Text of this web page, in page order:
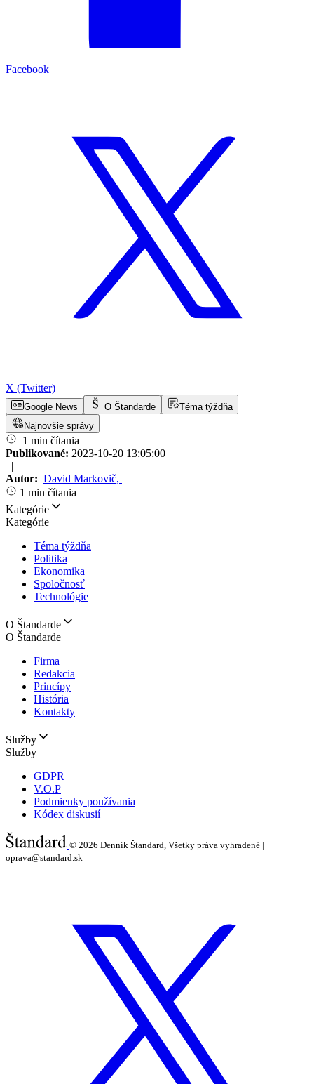
Facebook
X (Twitter)
Google News O Štandarde
Téma týždňa
Najnovšie správy
1 min čítania
Publikované: 2023-10-20 13:05:00
|
Autor: David Markovič,
1 min čítania
Kategórie
Kategórie
Téma týždňa
Politika
Ekonomika
Spoločnosť
Technológie
O Štandarde
O Štandarde
Firma
Redakcia
Princípy
História
Kontakty
Služby
Služby
GDPR
V.O.P
Podmienky používania
Kódex diskusií
© 2026 Denník Štandard, Všetky práva vyhradené |
oprava@standard.sk